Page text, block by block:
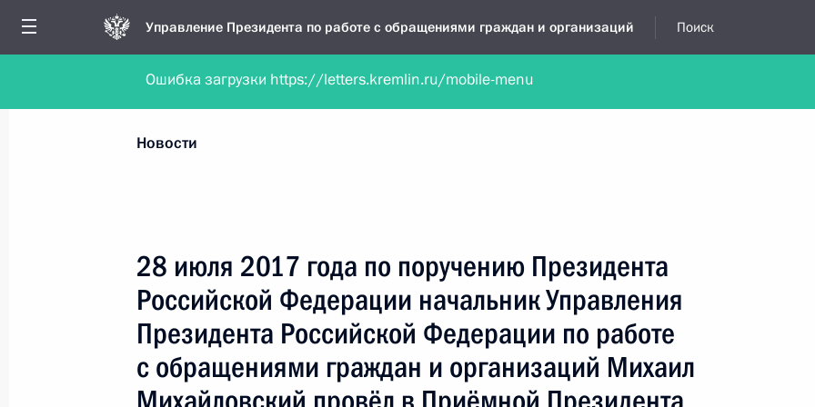
Управление Президента по работе с обращениями граждан и организаций Поиск
Обратиться в форме электронного документа Обратиться в устной форме
Все новости
Все руководители, регионы, города и темы
Новости
28 июля 2017 года по поручению Президента
Российской Федерации начальник Управления
Президента Российской Федерации по работе
с обращениями граждан и организаций Михаил
Ошибка загрузки https://letters.kremlin.ru/mobile-menu